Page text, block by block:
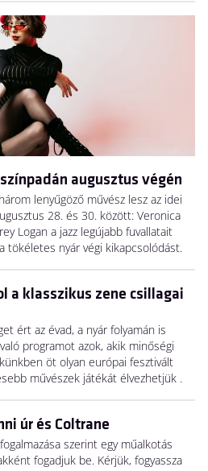
augusztus végén
lenyűgöző művész lesz az idei
28. és 30. között: Veronica
Logan a jazz legújabb fuvallatait
tökéletes nyár végi kikapcsolódást.
a klasszikus zene csillagai
ért az évad, a nyár folyamán is
programot azok, akik minőségi
öt olyan európai fesztivált
művészek játékát élvezhetjük .
úr és Coltrane
szerint egy műalkotás
fogadjuk be. Kérjük, fogyassza